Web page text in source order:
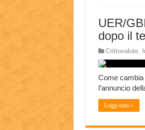
UER/
dopo il
Crittovalute,
Come cambia
l’annuncio
Leggi tutto »